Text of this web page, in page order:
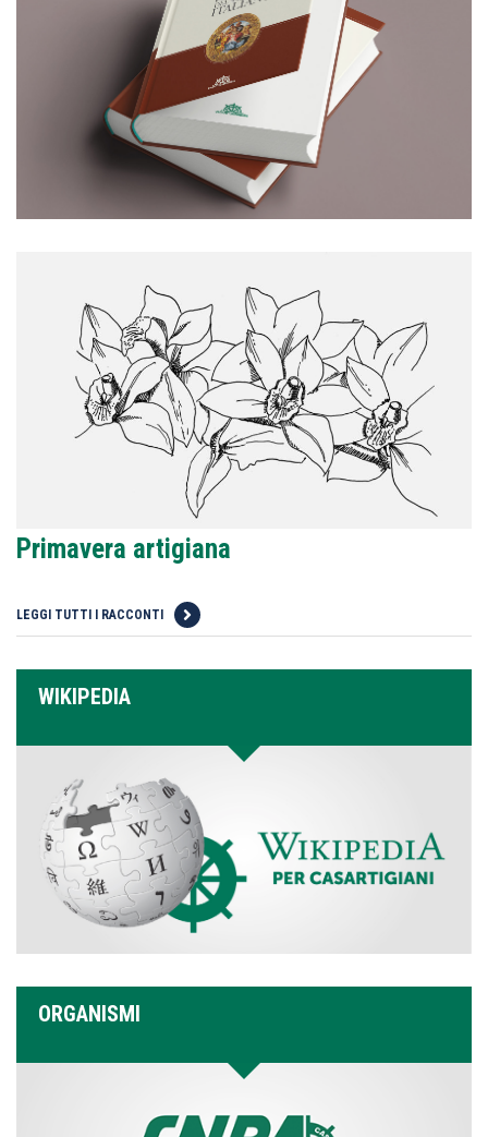
Primavera artigiana
LEGGI TUTTI I RACCONTI
WIKIPEDIA
ORGANISMI